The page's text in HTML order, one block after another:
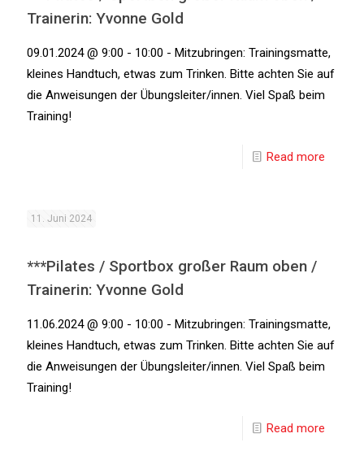
Trainerin: Yvonne Gold
09.01.2024 @ 9:00 - 10:00 - Mitzubringen: Trainingsmatte,
kleines Handtuch, etwas zum Trinken. Bitte achten Sie auf
die Anweisungen der Übungsleiter/innen. Viel Spaß beim
Training!
Read more
11. Juni 2024
***Pilates / Sportbox großer Raum oben /
Trainerin: Yvonne Gold
11.06.2024 @ 9:00 - 10:00 - Mitzubringen: Trainingsmatte,
kleines Handtuch, etwas zum Trinken. Bitte achten Sie auf
die Anweisungen der Übungsleiter/innen. Viel Spaß beim
Training!
Read more